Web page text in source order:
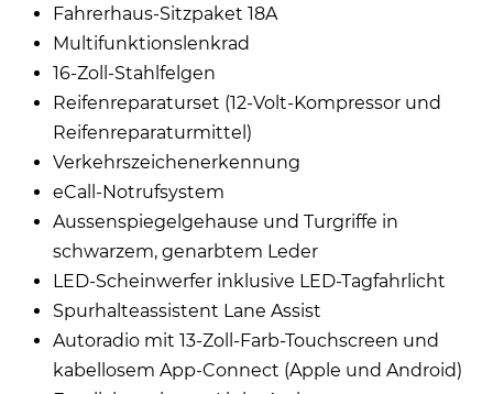
Fahrerhaus-Sitzpaket 18A
Multifunktionslenkrad
16-Zoll-Stahlfelgen
Reifenreparaturset (12-Volt-Kompressor und
Reifenreparaturmittel)
Verkehrszeichenerkennung
eCall-Notrufsystem
Aussenspiegelgehause und Turgriffe in
schwarzem, genarbtem Leder
LED-Scheinwerfer inklusive LED-Tagfahrlicht
Spurhalteassistent Lane Assist
Autoradio mit 13-Zoll-Farb-Touchscreen und
kabellosem App-Connect (Apple und Android)